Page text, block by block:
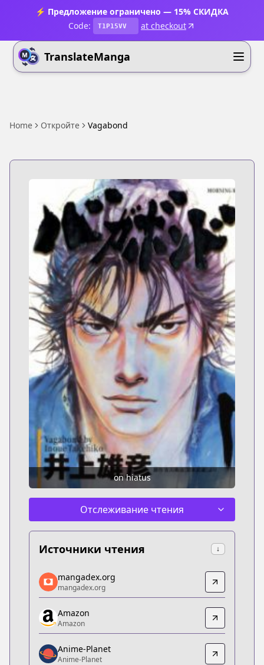
⚡ Предложение ограничено — 15% СКИДКА
Code:
T1P15VV at checkout
TranslateManga
Home Откройте Vagabond
on hiatus
Отслеживание чтения
Источники чтения ↓
mangadex.org
mangadex.org
https://mangadex.org/title/d1a9fdeb-f713-407f-
Amazon
Amazon
https://www.amazon.co.jp/dp/4063286193/
Anime-Planet
mangadex.org
mangadex.org
Amazon
Amazon
Anime-Planet
Anime-Planet